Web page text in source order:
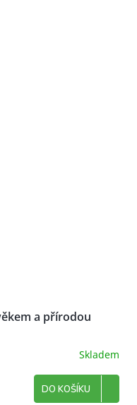
a přírodou
Skladem
DO KOŠÍKU